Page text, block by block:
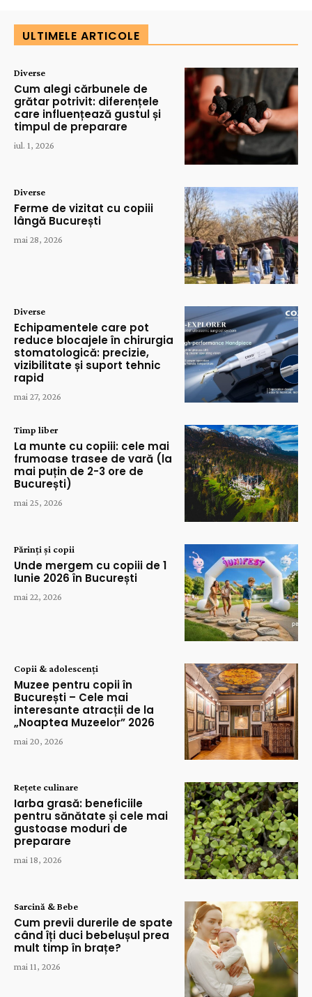
ULTIMELE ARTICOLE
Diverse
Cum alegi cărbunele de
grătar potrivit: diferențele
care influențează gustul și
timpul de preparare
iul. 1, 2026
Diverse
Ferme de vizitat cu copiii
lângă București
mai 28, 2026
Diverse
Echipamentele care pot
reduce blocajele în chirurgia
stomatologică: precizie,
vizibilitate și suport tehnic
rapid
mai 27, 2026
Timp liber
La munte cu copiii: cele mai
frumoase trasee de vară (la
mai puțin de 2-3 ore de
București)
mai 25, 2026
Părinți și copii
Unde mergem cu copiii de 1
Iunie 2026 în București
mai 22, 2026
Copii & adolescenți
Muzee pentru copii în
București – Cele mai
interesante atracții de la
„Noaptea Muzeelor” 2026
mai 20, 2026
Rețete culinare
Iarba grasă: beneficiile
pentru sănătate și cele mai
gustoase moduri de
preparare
mai 18, 2026
Sarcină & Bebe
Cum previi durerile de spate
când îți duci bebelușul prea
mult timp în brațe?
mai 11, 2026